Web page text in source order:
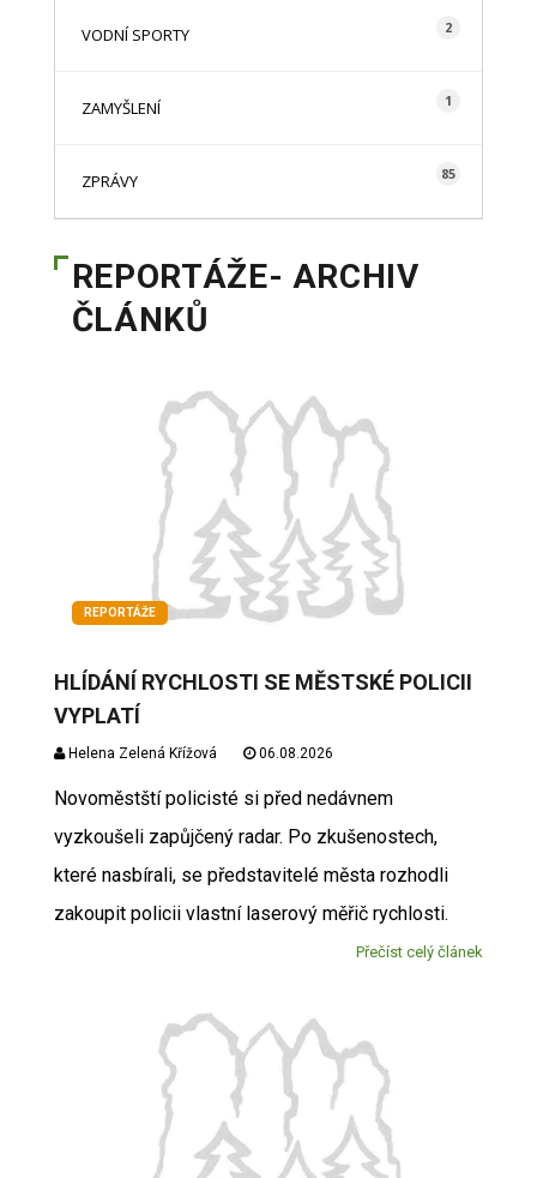
VODNÍ SPORTY 2
ZAMYŠLENÍ 1
ZPRÁVY 85
REPORTÁŽE- ARCHIV
ČLÁNKŮ
REPORTÁŽE
HLÍDÁNÍ RYCHLOSTI SE MĚSTSKÉ POLICII
VYPLATÍ
Helena Zelená Křížová 06.08.2026
Novoměstští policisté si před nedávnem
vyzkoušeli zapůjčený radar. Po zkušenostech,
které nasbírali, se představitelé města rozhodli
zakoupit policii vlastní laserový měřič rychlosti.
Přečíst celý článek